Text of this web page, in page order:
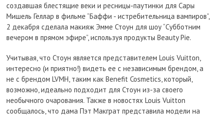
создавшая блестящие веки и ресницы-паутинки для Сары
Мишель Геллар в фильме “Баффи - истребительница вампиров”,
2 декабря сделала макияж Эмме Стоун для шоу “Субботним
вечером в прямом эфире”, используя продукты Beauty Pie.
Учитывая, что Стоун является представителем Louis Vuitton,
интересно (и приятно!) видеть ее с независимым брендом, а
не с брендом LVMH, таким как Benefit Cosmetics, который,
возможно, идеально подходит для Стоун из-за своего
необычного очарования. Также в новостях Louis Vuitton
сообщалось, что дама Пэт Макграт представила модели на